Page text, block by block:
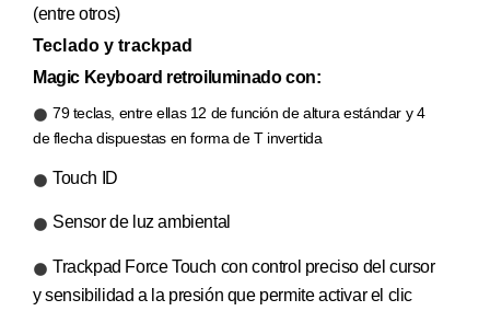
(entre otros)
Teclado y trackpad
Magic Keyboard retroiluminado con:
79 teclas, entre ellas 12 de función de altura estándar y 4
de flecha dispuestas en forma de T invertida
Touch ID
Sensor de luz ambiental
Trackpad Force Touch con control preciso del cursor
y sensibilidad a la presión que permite activar el clic